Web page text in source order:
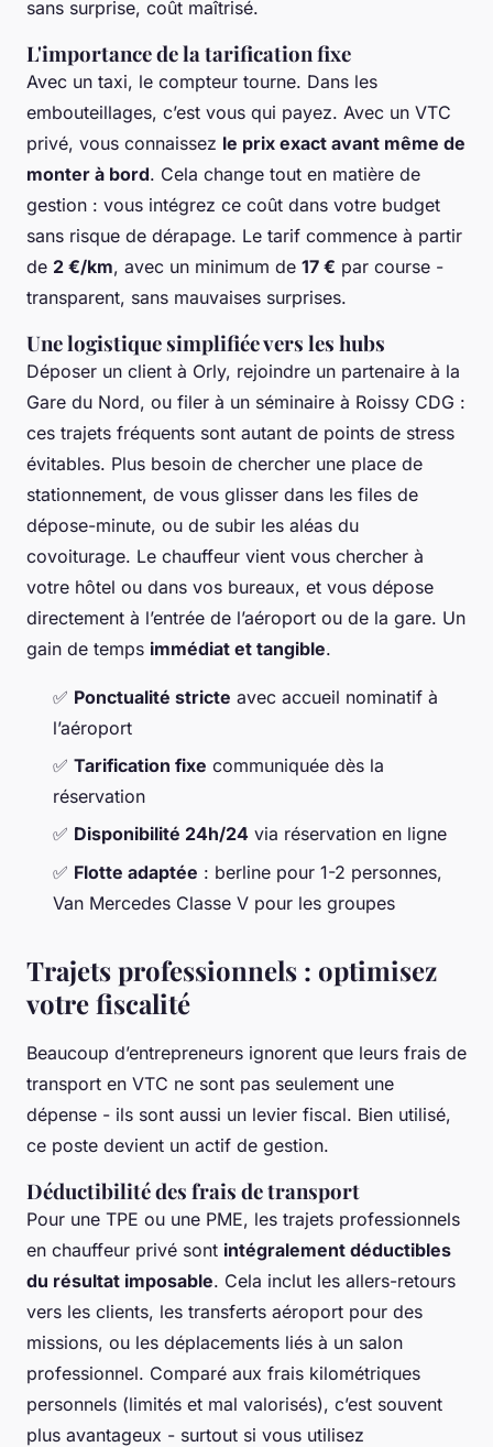
sans surprise, coût maîtrisé.
L'importance de la tarification fixe
Avec un taxi, le compteur tourne. Dans les
embouteillages, c’est vous qui payez. Avec un VTC
privé, vous connaissez le prix exact avant même de
monter à bord. Cela change tout en matière de
gestion : vous intégrez ce coût dans votre budget
sans risque de dérapage. Le tarif commence à partir
de 2 €/km, avec un minimum de 17 € par course -
transparent, sans mauvaises surprises.
Une logistique simplifiée vers les hubs
Déposer un client à Orly, rejoindre un partenaire à la
Gare du Nord, ou filer à un séminaire à Roissy CDG :
ces trajets fréquents sont autant de points de stress
évitables. Plus besoin de chercher une place de
stationnement, de vous glisser dans les files de
dépose-minute, ou de subir les aléas du
covoiturage. Le chauffeur vient vous chercher à
votre hôtel ou dans vos bureaux, et vous dépose
directement à l’entrée de l’aéroport ou de la gare. Un
gain de temps immédiat et tangible.
✅ Ponctualité stricte avec accueil nominatif à
l’aéroport
✅ Tarification fixe communiquée dès la
réservation
✅ Disponibilité 24h/24 via réservation en ligne
✅ Flotte adaptée : berline pour 1-2 personnes,
Van Mercedes Classe V pour les groupes
Trajets professionnels : optimisez
votre fiscalité
Beaucoup d’entrepreneurs ignorent que leurs frais de
transport en VTC ne sont pas seulement une
dépense - ils sont aussi un levier fiscal. Bien utilisé,
ce poste devient un actif de gestion.
Déductibilité des frais de transport
Pour une TPE ou une PME, les trajets professionnels
en chauffeur privé sont intégralement déductibles
du résultat imposable. Cela inclut les allers-retours
vers les clients, les transferts aéroport pour des
missions, ou les déplacements liés à un salon
professionnel. Comparé aux frais kilométriques
personnels (limités et mal valorisés), c’est souvent
plus avantageux - surtout si vous utilisez